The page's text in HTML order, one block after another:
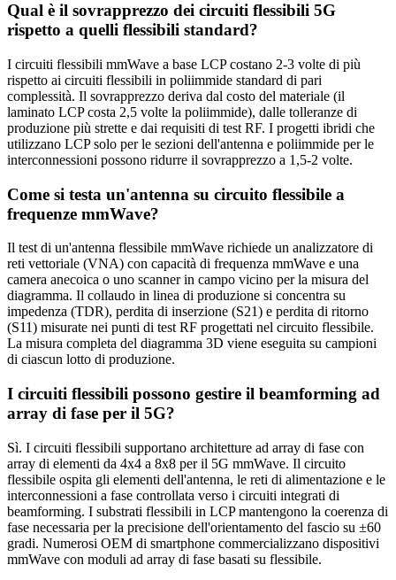
Qual è il sovrapprezzo dei circuiti flessibili 5G
rispetto a quelli flessibili standard?
I circuiti flessibili mmWave a base LCP costano 2-3 volte di più
rispetto ai circuiti flessibili in poliimmide standard di pari
complessità. Il sovrapprezzo deriva dal costo del materiale (il
laminato LCP costa 2,5 volte la poliimmide), dalle tolleranze di
produzione più strette e dai requisiti di test RF. I progetti ibridi che
utilizzano LCP solo per le sezioni dell'antenna e poliimmide per le
interconnessioni possono ridurre il sovrapprezzo a 1,5-2 volte.
Come si testa un'antenna su circuito flessibile a
frequenze mmWave?
Il test di un'antenna flessibile mmWave richiede un analizzatore di
reti vettoriale (VNA) con capacità di frequenza mmWave e una
camera anecoica o uno scanner in campo vicino per la misura del
diagramma. Il collaudo in linea di produzione si concentra su
impedenza (TDR), perdita di inserzione (S21) e perdita di ritorno
(S11) misurate nei punti di test RF progettati nel circuito flessibile.
La misura completa del diagramma 3D viene eseguita su campioni
di ciascun lotto di produzione.
I circuiti flessibili possono gestire il beamforming ad
array di fase per il 5G?
Sì. I circuiti flessibili supportano architetture ad array di fase con
array di elementi da 4x4 a 8x8 per il 5G mmWave. Il circuito
flessibile ospita gli elementi dell'antenna, le reti di alimentazione e le
interconnessioni a fase controllata verso i circuiti integrati di
beamforming. I substrati flessibili in LCP mantengono la coerenza di
fase necessaria per la precisione dell'orientamento del fascio su ±60
gradi. Numerosi OEM di smartphone commercializzano dispositivi
mmWave con moduli ad array di fase basati su flessibile.